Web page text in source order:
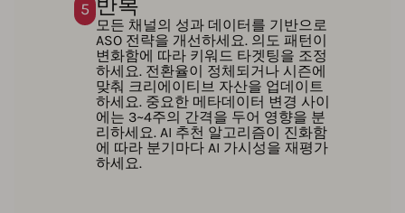
5
모든 채널의 성과 데이터를 기반으로
ASO 전략을 개선하세요. 의도 패턴이
변화함에 따라 키워드 타겟팅을 조정
하세요. 전환율이 정체되거나 시즌에
맞춰 크리에이티브 자산을 업데이트
하세요. 중요한 메타데이터 변경 사이
에는 3~4주의 간격을 두어 영향을 분
리하세요. AI 추천 알고리즘이 진화함
에 따라 분기마다 AI 가시성을 재평가
하세요.